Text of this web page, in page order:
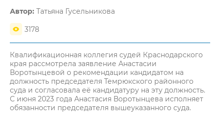
Автор: Татьяна Гусельникова
3178
Квалификационная коллегия судей Краснодарского
края рассмотрела заявление Анастасии
Воротынцевой о рекомендации кандидатом на
должность председателя Темрюкского районного
суда и согласовала её кандидатуру на эту должность.
С июня 2023 года Анастасия Воротынцева исполняет
обязанности председателя вышеуказанного суда.